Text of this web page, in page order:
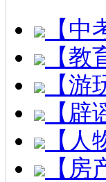
【
【
【
【
【
【